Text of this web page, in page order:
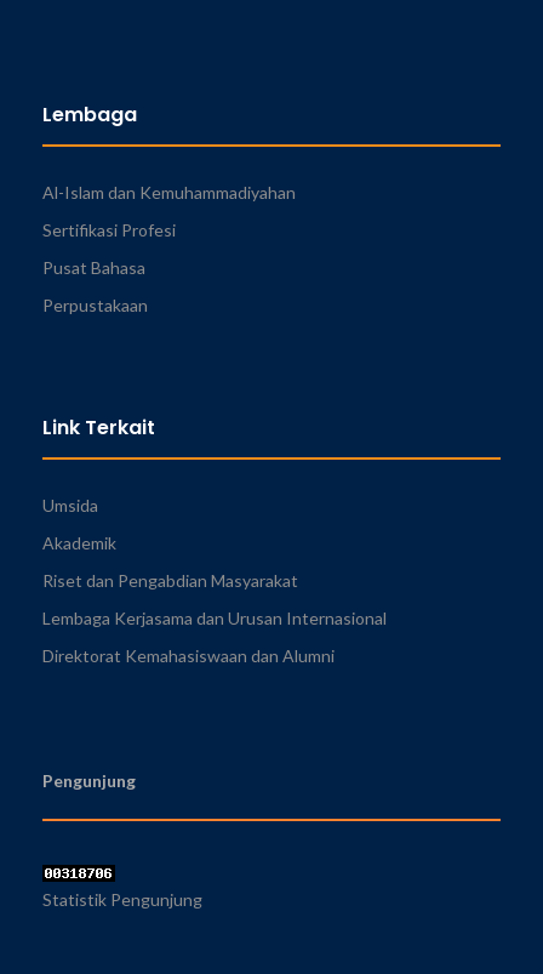
Lembaga
Al-Islam dan Kemuhammadiyahan
Sertifikasi Profesi
Pusat Bahasa
Perpustakaan
Link Terkait
Umsida
Akademik
Riset dan Pengabdian Masyarakat
Lembaga Kerjasama dan Urusan Internasional
Direktorat Kemahasiswaan dan Alumni
Pengunjung
Statistik Pengunjung